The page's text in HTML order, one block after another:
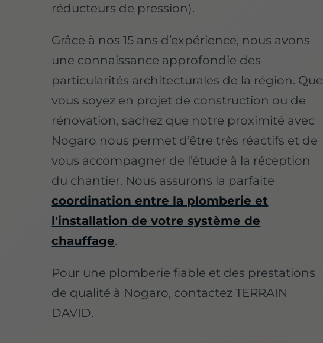
réducteurs de pression).
Grâce à nos 15 ans d’expérience, nous avons
une connaissance approfondie des
particularités architecturales de la région. Que
vous soyez en projet de construction ou de
rénovation, sachez que notre proximité avec
Nogaro nous permet d’être très réactifs et de
vous accompagner de l’étude à la réception
du chantier. Nous assurons la parfaite
coordination entre la plomberie et
l'installation de votre système de
chauffage.
Pour une plomberie fiable et des prestations
de qualité à Nogaro, contactez TERRAIN
DAVID.